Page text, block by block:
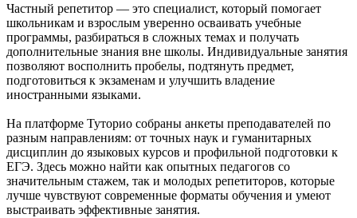
Частный репетитор — это специалист, который помогает
школьникам и взрослым уверенно осваивать учебные
программы, разбираться в сложных темах и получать
дополнительные знания вне школы. Индивидуальные занятия
позволяют восполнить пробелы, подтянуть предмет,
подготовиться к экзаменам и улучшить владение
иностранными языками.
На платформе Туторио собраны анкеты преподавателей по
разным направлениям: от точных наук и гуманитарных
дисциплин до языковых курсов и профильной подготовки к
ЕГЭ. Здесь можно найти как опытных педагогов со
значительным стажем, так и молодых репетиторов, которые
лучше чувствуют современные форматы обучения и умеют
выстраивать эффективные занятия.